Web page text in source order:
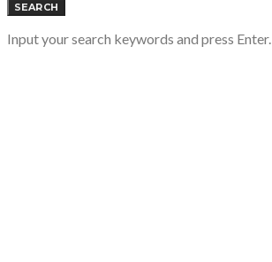
SEARCH
Input your search keywords and press Enter.